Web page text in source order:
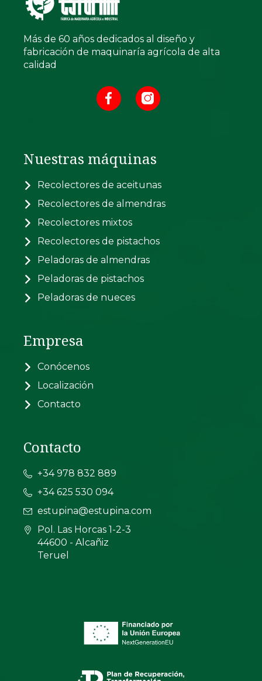
Más de 60 años dedicados al diseño y
fabricación de maquinaría agrícola de alta
calidad
Nuestras máquinas
Recolectores de aceitunas
Recolectores de almendras
Recolectores mixtos
Recolectores de pistachos
Peladoras de almendras
Peladoras de pistachos
Peladoras de nueces
Empresa
Conócenos
Localización
Contacto
Contacto
+34 978 832 889
+34 625 530 094
estupina@estupina.com
Pol. Las Horcas 1-2-3
44600 - Alcañiz
Teruel